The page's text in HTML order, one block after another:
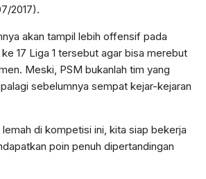
2017).
akan tampil lebih offensif pada
17 Liga 1 tersebut agar bisa merebut
Meski, PSM bukanlah tim yang
sebelumnya sempat kejar-kejaran
di kompetisi ini, kita siap bekerja
poin penuh dipertandingan